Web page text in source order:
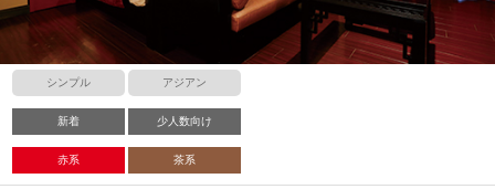
シンプル アジアン
新着 少人数向け
赤系 茶系